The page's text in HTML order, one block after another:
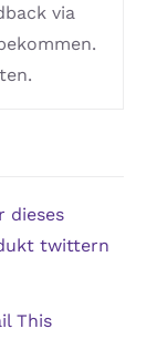
via
dieses
twittern
This